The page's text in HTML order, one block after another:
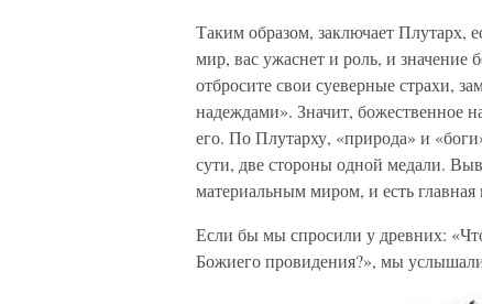
Таким образом, заключает
мир, вас ужаснет и роль, и значение
отбросите свои суеверные страхи,
надеждами». Значит, божественное
его. По Плутарху, «природа» и
сути, две стороны одной медали.
материальным миром, и есть
Если бы мы спросили у древних:
Божиего провидения?», мы